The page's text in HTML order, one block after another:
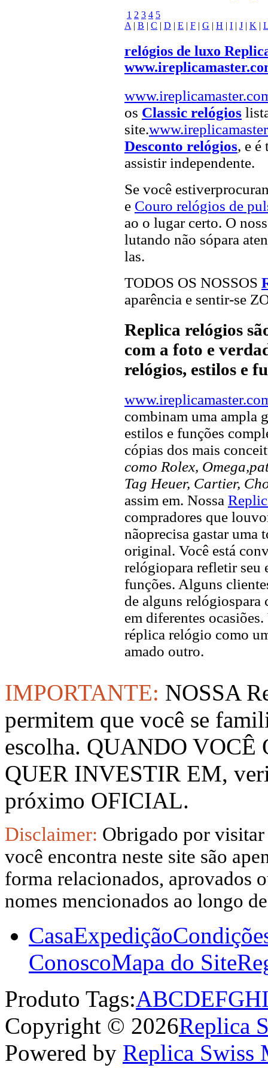
1 2 3 4 5
A | B | C | D | E | F | G | H | I | J | K | L
relógios de luxo
os Classic relógios
site.
Desconto relógios, e é
assistir independente.
Se você
e Couro relógios de
ao o lugar certo. O
lutando não sópara
las.
TODOS OS NOSSOS
aparência e sentir-se
Replica relógios
com a foto e
relógios, estilos e
combinam uma ampla
estilos e funções
cópias dos mais
como Rolex,
Tag Heuer, Cartier,
assim em. Nossa
compradores que
nãoprecisa gastar uma
original. Você está
relógiopara refletir seu
funções. Alguns
de alguns relógiospara
em diferentes
réplica relógio como
amado outro.
IMPORTANTE: NOSSA
permitem que você se
escolha. QUANDO
QUER INVESTIR EM,
próximo OFICIAL.
Disclaimer: Obrigado por visitar
você encontra neste site são
forma relacionados, aprovados
nomes mencionados ao longo
CasaExpedição
ConoscoMapa do Site
Produto Tags:ABCDEFGH
Copyright © 2026Replica
Powered by Replica Swiss